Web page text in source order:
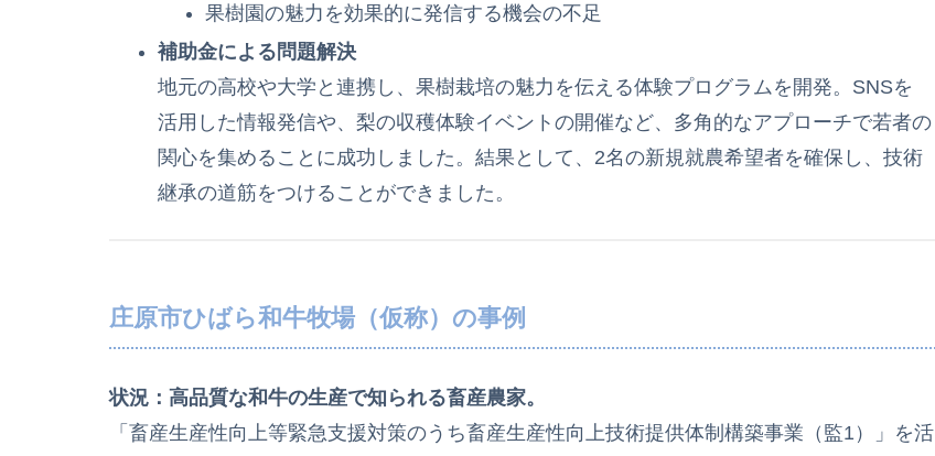
果樹園の魅力を効果的に発信する機会の不足
補助金による問題解決
地元の高校や大学と連携し、果樹栽培の魅力を伝える体験プログラムを開発。SNSを
活用した情報発信や、梨の収穫体験イベントの開催など、多角的なアプローチで若者の
関心を集めることに成功しました。結果として、2名の新規就農希望者を確保し、技術
継承の道筋をつけることができました。
庄原市ひばら和牛牧場（仮称）の事例
状況：高品質な和牛の生産で知られる畜産農家。
「畜産生産性向上等緊急支援対策のうち畜産生産性向上技術提供体制構築事業（監1）」を活